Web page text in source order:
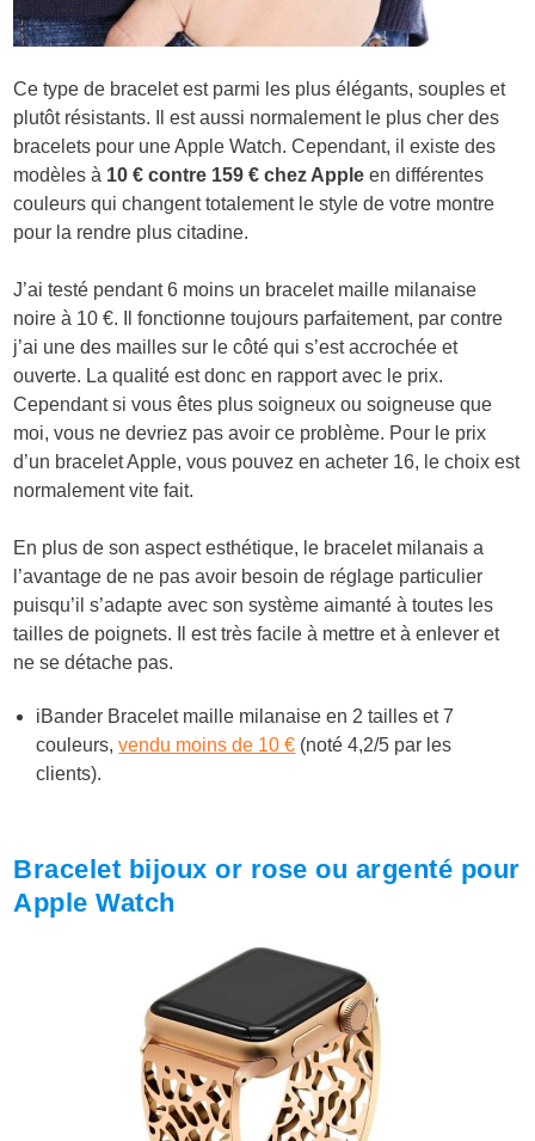
Ce type de bracelet est parmi les plus élégants, souples et
plutôt résistants. Il est aussi normalement le plus cher des
bracelets pour une Apple Watch. Cependant, il existe des
modèles à 10 € contre 159 € chez Apple en différentes
couleurs qui changent totalement le style de votre montre
pour la rendre plus citadine.
J’ai testé pendant 6 moins un bracelet maille milanaise
noire à 10 €. Il fonctionne toujours parfaitement, par contre
j’ai une des mailles sur le côté qui s’est accrochée et
ouverte. La qualité est donc en rapport avec le prix.
Cependant si vous êtes plus soigneux ou soigneuse que
moi, vous ne devriez pas avoir ce problème. Pour le prix
d’un bracelet Apple, vous pouvez en acheter 16, le choix est
normalement vite fait.
En plus de son aspect esthétique, le bracelet milanais a
l’avantage de ne pas avoir besoin de réglage particulier
puisqu’il s’adapte avec son système aimanté à toutes les
tailles de poignets. Il est très facile à mettre et à enlever et
ne se détache pas.
iBander Bracelet maille milanaise en 2 tailles et 7
couleurs,vendu moins de 10 € (noté 4,2/5 par les
clients).
Bracelet bijoux or rose ou argenté pour
Apple Watch